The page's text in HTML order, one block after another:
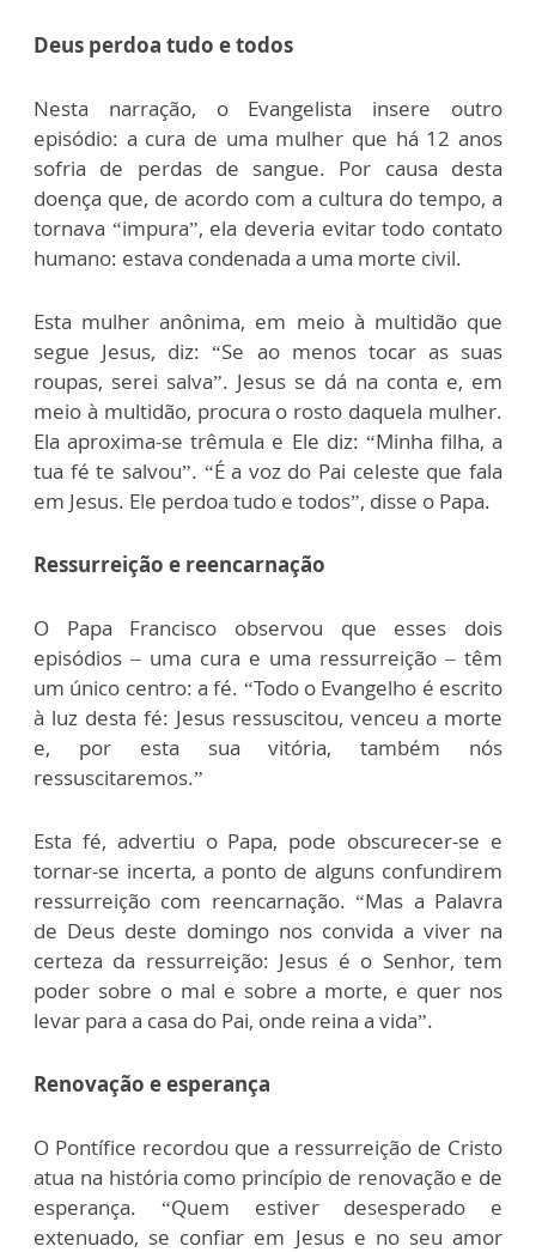
Deus perdoa tudo e todos
Nesta narração, o Evangelista insere outro
episódio: a cura de uma mulher que há 12 anos
sofria de perdas de sangue. Por causa desta
doença que, de acordo com a cultura do tempo, a
tornava “impura”, ela deveria evitar todo contato
humano: estava condenada a uma morte civil.
Esta mulher anônima, em meio à multidão que
segue Jesus, diz: “Se ao menos tocar as suas
roupas, serei salva”. Jesus se dá na conta e, em
meio à multidão, procura o rosto daquela mulher.
Ela aproxima-se trêmula e Ele diz: “Minha filha, a
tua fé te salvou”. “É a voz do Pai celeste que fala
em Jesus. Ele perdoa tudo e todos”, disse o Papa.
Ressurreição e reencarnação
O Papa Francisco observou que esses dois
episódios – uma cura e uma ressurreição – têm
um único centro: a fé. “Todo o Evangelho é escrito
à luz desta fé: Jesus ressuscitou, venceu a morte
e, por esta sua vitória, também nós
ressuscitaremos.”
Esta fé, advertiu o Papa, pode obscurecer-se e
tornar-se incerta, a ponto de alguns confundirem
ressurreição com reencarnação. “Mas a Palavra
de Deus deste domingo nos convida a viver na
certeza da ressurreição: Jesus é o Senhor, tem
poder sobre o mal e sobre a morte, e quer nos
levar para a casa do Pai, onde reina a vida”.
Renovação e esperança
O Pontífice recordou que a ressurreição de Cristo
atua na história como princípio de renovação e de
esperança. “Quem estiver desesperado e
extenuado, se confiar em Jesus e no seu amor